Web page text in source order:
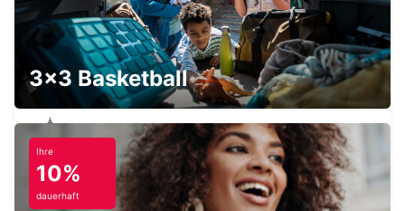
MONTABAUR
MONTABAUR - GERMANY
MARBURG
MARBURG - GERMANY
3x3 Basketball
Ihre
10%
dauerhaft